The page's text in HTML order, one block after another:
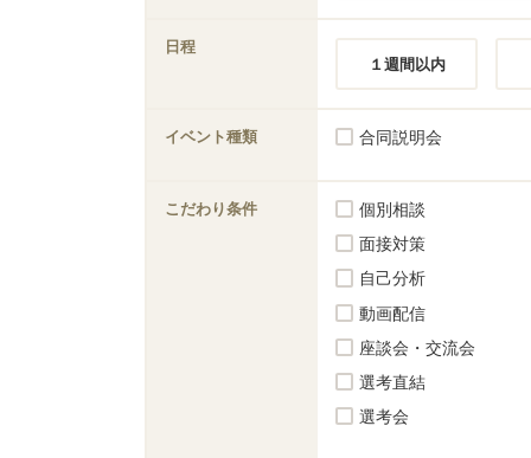
日程
１週間以内
イベント種類 合同説明会
こだわり条件 個別相談
面接対策
自己分析
動画配信
座談会・交流会
選考直結
選考会